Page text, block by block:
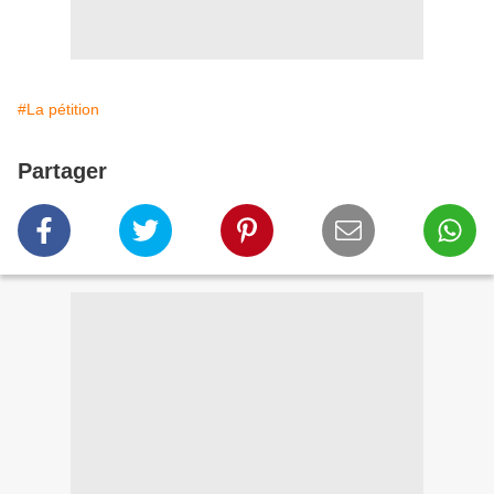
#La pétition
Partager